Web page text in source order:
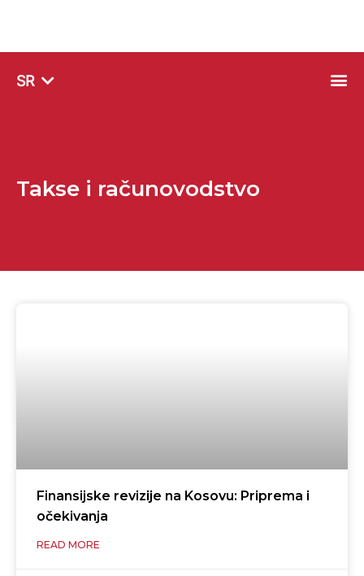
SR
SQ
EN
Takse i računovodstvo
Finansijske revizije na Kosovu: Priprema i
očekivanja
READ MORE